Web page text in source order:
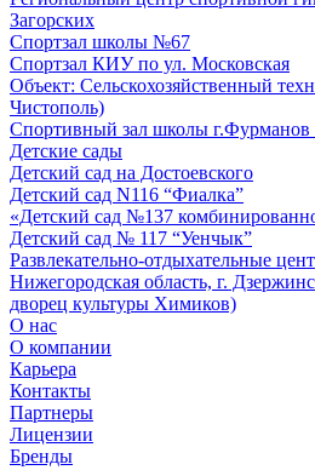
Загорских
Спортзал школы №67
Спортзал КИУ по ул. Московская
Объект: Сельскохозяйственный
Чистополь)
Спортивный зал школы г.Фурманов
Детские сады
Детский сад на Достоевского
Детский сад N116 “Фиалка”
«Детский сад №137
Детский сад № 117 “Уенчык”
Развлекательно-отдыхательные
Нижегородская область, г.
дворец культуры Химиков)
О нас
О компании
Карьера
Контакты
Партнеры
Лицензии
Бренды